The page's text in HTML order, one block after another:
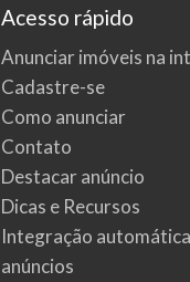
Acesso rápido
Anunciar imóveis na
Cadastre-se
Como anunciar
Contato
Destacar anúncio
Dicas e Recursos
Integração
anúncios